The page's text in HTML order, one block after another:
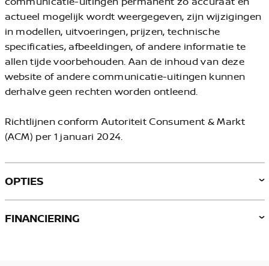
actueel mogelijk wordt weergegeven, zijn wijzigingen
in modellen, uitvoeringen, prijzen, technische
specificaties, afbeeldingen, of andere informatie te
allen tijde voorbehouden. Aan de inhoud van deze
website of andere communicatie-uitingen kunnen
derhalve geen rechten worden ontleend.
Richtlijnen conform Autoriteit Consument & Markt
(ACM) per 1 januari 2024.
OPTIES
FINANCIERING